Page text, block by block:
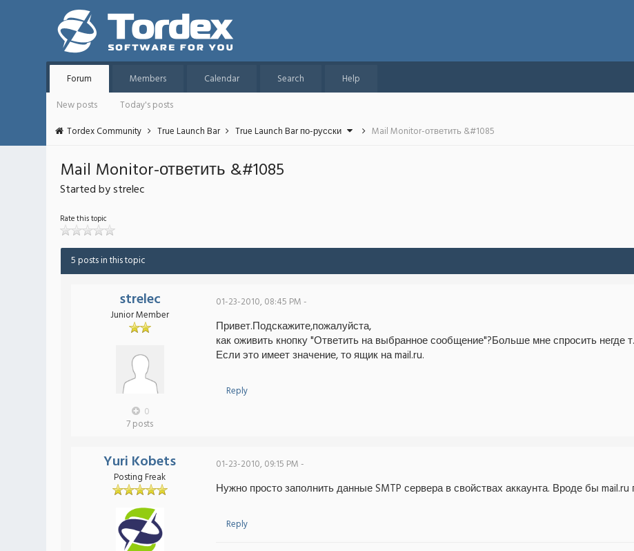
Forum Members Calendar Search
Help
New posts
Today's posts
Tordex Community
True Launch Bar True Launch Bar по-русски Mail Monitor-ответить &#1085
Mail Monitor-ответить &#1085
Started by strelec
Rate this topic
5 posts in this topic
strelec
Junior Member
0
7 posts
01-23-2010, 08:45 PM -
Привет.Подскажите,пожалуйста,
как оживить кнопку "Ответить на выбранное сообщение"?Больше мне спросить негде
Если это имеет значение, то ящик на mail.ru.
Reply
Yuri Kobets
Posting Freak
01-23-2010, 09:15 PM -
Нужно просто заполнить данные SMTP сервера в свойствах аккаунта. Вроде бы
Reply